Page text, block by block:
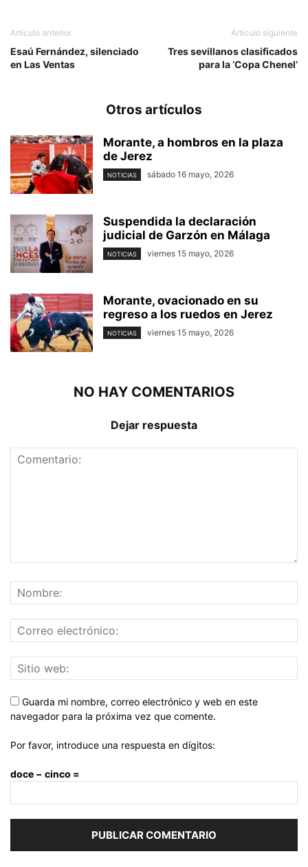
Artículo anterior
Esaú Fernández, silenciado
en Las Ventas
Artículo siguiente
Tres sevillanos clasificados
para la ‘Copa Chenel’
Otros artículos
Morante, a hombros en la plaza
de Jerez
NOTICIAS sábado 16 mayo, 2026
Suspendida la declaración
judicial de Garzón en Málaga
NOTICIAS viernes 15 mayo, 2026
Morante, ovacionado en su
regreso a los ruedos en Jerez
NOTICIAS viernes 15 mayo, 2026
NO HAY COMENTARIOS
Dejar respuesta
Guarda mi nombre, correo electrónico y web en este
navegador para la próxima vez que comente.
Por favor, introduce una respuesta en dígitos:
doce − cinco =